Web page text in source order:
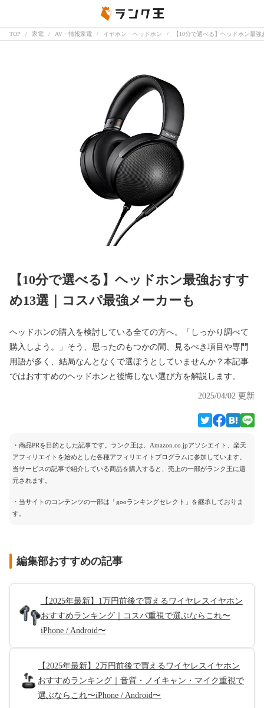
TOP 家電 AV・情報家電 イヤホン・ヘッドホン 【10分で選べる】ヘッドホン最
【10分で選べる】ヘッドホン最強おすす
め13選｜コスパ最強メーカーも
ヘッドホンの購入を検討している全ての方へ。「しっかり調べて
購入しよう。」そう、思ったのもつかの間、見るべき項目や専門
用語が多く、結局なんとなくで選ぼうとしていませんか？本記事
ではおすすめのヘッドホンと後悔しない選び方を解説します。
2025/04/02 更新
・商品PRを目的とした記事です。ランク王は、Amazon.co.jpアソシエイト、楽天
アフィリエイトを始めとした各種アフィリエイトプログラムに参加しています。
当サービスの記事で紹介している商品を購入すると、売上の一部がランク王に還
元されます。
・当サイトのコンテンツの一部は「gooランキングセレクト」を継承しておりま
す。
編集部おすすめの記事
【2025年最新】1万円前後で買えるワイヤレスイヤホン
おすすめランキング｜コスパ重視で選ぶならこれ〜
iPhone / Android〜
【2025年最新】2万円前後で買えるワイヤレスイヤホン
おすすめランキング｜音質・ノイキャン・マイク重視で
選ぶならこれ〜iPhone / Android〜